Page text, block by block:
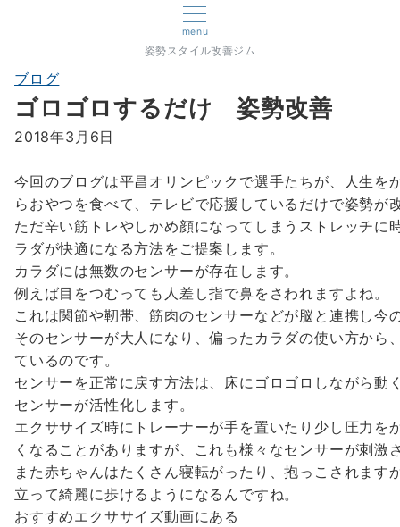
menu
姿勢スタイル改善ジム
ブログ
ゴロゴロするだけ 姿勢改善
2018年3月6日
今回のブログは平昌オリンピックで選手たちが、人生を
らおやつを食べて、テレビで応援しているだけで姿勢が
ただ辛い筋トレやしかめ顔になってしまうストレッチ
ラダが快適になる方法をご提案します。
カラダには無数のセンサーが存在します。
例えば目をつむっても人差し指で鼻をさわれますよね。
これは関節や靭帯、筋肉のセンサーなどが脳と連携し今
そのセンサーが大人になり、偏ったカラダの使い方か
ているのです。
センサーを正常に戻す方法は、床にゴロゴロしながら
センサーが活性化します。
エクササイズ時にトレーナーが手を置いたり少し圧力
くなることがありますが、これも様々なセンサーが刺激
また赤ちゃんはたくさん寝転がったり、抱っこされま
立って綺麗に歩けるようになるんですね。
おすすめエクササイズ動画にある